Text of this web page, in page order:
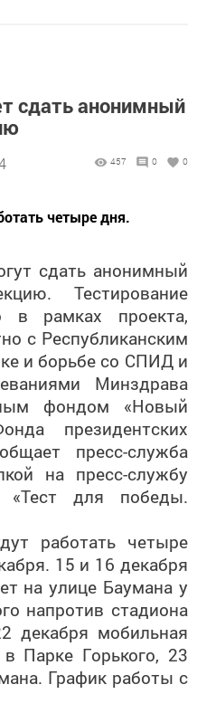
сдать анонимный
457 0 0
четыре дня.
сдать анонимный
Тестирование
в рамках проекта,
с Республиканским
и борьбе со СПИД и
Минздрава
фондом «Новый
президентских
пресс-служба
на пресс-службу
«Тест для победы.
работать четыре
15 и 16 декабря
на улице Баумана у
напротив стадиона
декабря мобильная
Парке Горького, 23
График работы с